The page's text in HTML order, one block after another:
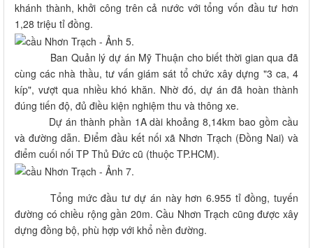
khánh thành, khởi công trên cả nước với tổng vốn đầu tư hơn
1,28 triệu tỉ đồng.
Ban Quản lý dự án Mỹ Thuận cho biết thời gian qua đã
cùng các nhà thầu, tư vấn giám sát tổ chức xây dựng "3 ca, 4
kíp", vượt qua nhiều khó khăn. Nhờ đó, dự án đã hoàn thành
đúng tiến độ, đủ điều kiện nghiệm thu và thông xe.
Dự án thành phần 1A dài khoảng 8,14km bao gồm cầu
và đường dẫn. Điểm đầu kết nối xã Nhơn Trạch (Đồng Nai) và
điểm cuối nối TP Thủ Đức cũ (thuộc TP.HCM).
Tổng mức đầu tư dự án này hơn 6.955 tỉ đồng, tuyến
đường có chiều rộng gần 20m. Cầu Nhơn Trạch cũng được xây
dựng đồng bộ, phù hợp với khổ nền đường.